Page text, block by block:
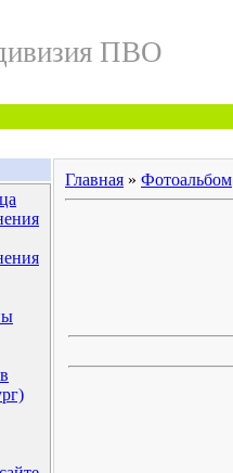
ПВО
Главная » Фотоальбом